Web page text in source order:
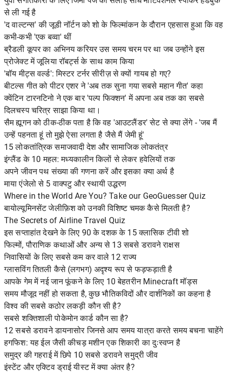
से ली गई है
'द वाल्टन्स' की जूडी नॉर्टन को शो के फिल्मांकन के दौरान एहसास हुआ कि वह
कभी-कभी 'एक बव्वा' थीं
ब्रैडली कूपर का अभिनय करियर उस समय चरम पर था जब उन्होंने इस
प्रोजेक्ट में जूलिया रॉबर्ट्स के साथ काम किया
'बॉय मीट्स वर्ल्ड': मिस्टर टर्नर सीरीज़ से क्यों गायब हो गए?
बीटल्स गीत को पीटर एशर ने 'अब तक सुना गया सबसे महान गीत' कहा
क्वेंटिन टारनटिनो ने एक बार 'पल्प फिक्शन' में अपना अब तक का सबसे
दिलचस्प चरित्र साझा किया था।
सैम ह्यूगन को ठीक-ठीक पता है कि वह 'आउटलैंडर' सेट से क्या लेंगे - 'जब मैं
उन्हें पहनता हूं तो मुझे ऐसा लगता है जैसे मैं जेमी हूं'
15 लोकतांत्रिक समाजवादी देश और सामाजिक लोकतंत्र
इंग्लैंड के 10 महल: मध्यकालीन किलों से लेकर हवेलियों तक
अपने जीवन पथ संख्या की गणना करें और इसका क्या अर्थ है
माया एंजेलो से 5 वाक्पटु और स्थायी उद्धरण
Where in the World Are You? Take our GeoGuesser Quiz
बायोल्यूमिनसेंट जेलीफ़िश को उनकी विशिष्ट चमक कैसे मिलती है?
The Secrets of Airline Travel Quiz
इस सप्ताहांत देखने के लिए 90 के दशक के 15 क्लासिक टीवी शो
फिल्मों, पौराणिक कथाओं और अन्य से 13 सबसे डरावने राक्षस
निवासियों के लिए सबसे कम कर वाले 12 राज्य
ग्लासविंग तितली कैसे (लगभग) अदृश्य रूप से फड़फड़ाती है
आपके गेम में नई जान फूंकने के लिए 10 बेहतरीन Minecraft मॉड्स
समय मौजूद नहीं हो सकता है, कुछ भौतिकविदों और दार्शनिकों का कहना है
विश्व की सबसे कठोर लकड़ी कौन सी है?
सबसे शक्तिशाली पोकेमोन कार्ड कौन सा है?
12 सबसे डरावने डायनासोर जिनसे आप समय यात्रा करते समय बचना चाहेंगे
हगफिश: यह ईल जैसी कीचड़ मशीन एक शिकारी का दुःस्वप्न है
समुद्र की गहराई में छिपे 10 सबसे डरावने समुद्री जीव
इंस्टेंट और एक्टिव ड्राई यीस्ट में क्या अंतर है?